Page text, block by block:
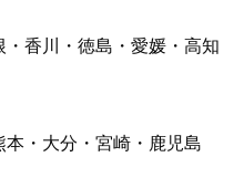
香川・徳島・愛媛・高知
・大分・宮崎・鹿児島